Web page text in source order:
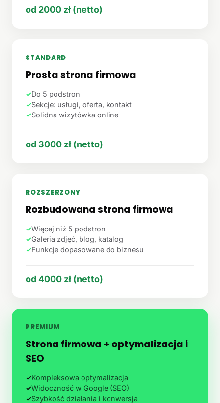
od 2000 zł (netto)
STANDARD
Prosta strona firmowa
✓Do 5 podstron
✓Sekcje: usługi, oferta, kontakt
✓Solidna wizytówka online
od 3000 zł (netto)
ROZSZERZONY
Rozbudowana strona firmowa
✓Więcej niż 5 podstron
✓Galeria zdjęć, blog, katalog
✓Funkcje dopasowane do biznesu
od 4000 zł (netto)
PREMIUM
Strona firmowa + optymalizacja i
SEO
✓Kompleksowa optymalizacja
✓Widoczność w Google (SEO)
✓Szybkość działania i konwersja